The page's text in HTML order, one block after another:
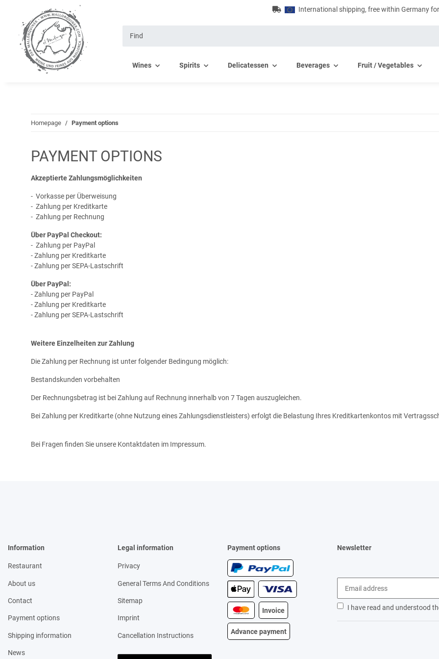
International shipping, free within Germany
Wines Spirits Delicatessen Beverages Fruit / Vegetables
Homepage Payment options
PAYMENT OPTIONS
Akzeptierte Zahlungsmöglichkeiten
- Vorkasse per Überweisung
- Zahlung per Kreditkarte
- Zahlung per Rechnung
Über PayPal Checkout:
- Zahlung per PayPal
- Zahlung per Kreditkarte
- Zahlung per SEPA-Lastschrift
Über PayPal:
- Zahlung per PayPal
- Zahlung per Kreditkarte
- Zahlung per SEPA-Lastschrift
Weitere Einzelheiten zur Zahlung
Die Zahlung per Rechnung ist unter folgender Bedingung möglich:
Bestandskunden vorbehalten
Der Rechnungsbetrag ist bei Zahlung auf Rechnung innerhalb von 7 Tagen auszugleichen.
Bei Zahlung per Kreditkarte (ohne Nutzung eines Zahlungsdienstleisters) erfolgt die Belastung Ihres Kreditkartenkontos mit
Bei Fragen finden Sie unsere Kontaktdaten im Impressum.
Information
Restaurant
About us
Contact
Payment options
Shipping information
News
Legal information
Privacy
General Terms And Conditions
Sitemap
Imprint
Cancellation Instructions
Payment options
Invoice
Advance payment
Newsletter
I have read and understood